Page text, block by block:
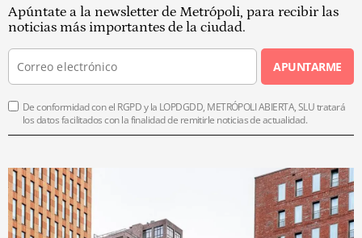
Apúntate a la newsletter de Metrópoli, para recibir las
noticias más importantes de la ciudad.
APUNTARME
De conformidad con el RGPD y la LOPDGDD, METRÓPOLI ABIERTA, SLU tratará
los datos facilitados con la finalidad de remitirle noticias de actualidad.